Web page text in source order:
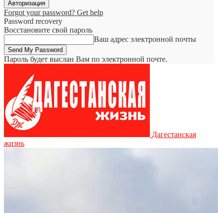
Forgot your password? Get help
Password recovery
Восстановите свой пароль
Ваш адрес электронной почты
Пароль будет выслан Вам по электронной почте.
Дагестанская
жизнь